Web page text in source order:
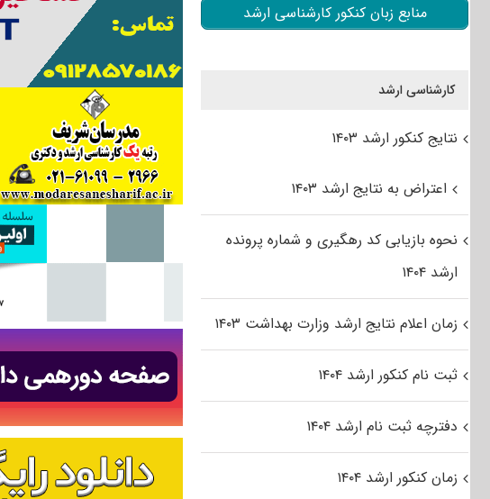
منابع زبان کنکور کارشناسی ارشد
کارشناسی ارشد
نتایج کنکور ارشد ۱۴۰۳
اعتراض به نتایج ارشد ۱۴۰۳
نحوه بازیابی کد رهگیری و شماره پرونده
ارشد ۱۴۰۴
زمان اعلام نتایج ارشد وزارت بهداشت ۱۴۰۳
ثبت نام کنکور ارشد ۱۴۰۴
دفترچه ثبت نام ارشد ۱۴۰۴
زمان کنکور ارشد ۱۴۰۴